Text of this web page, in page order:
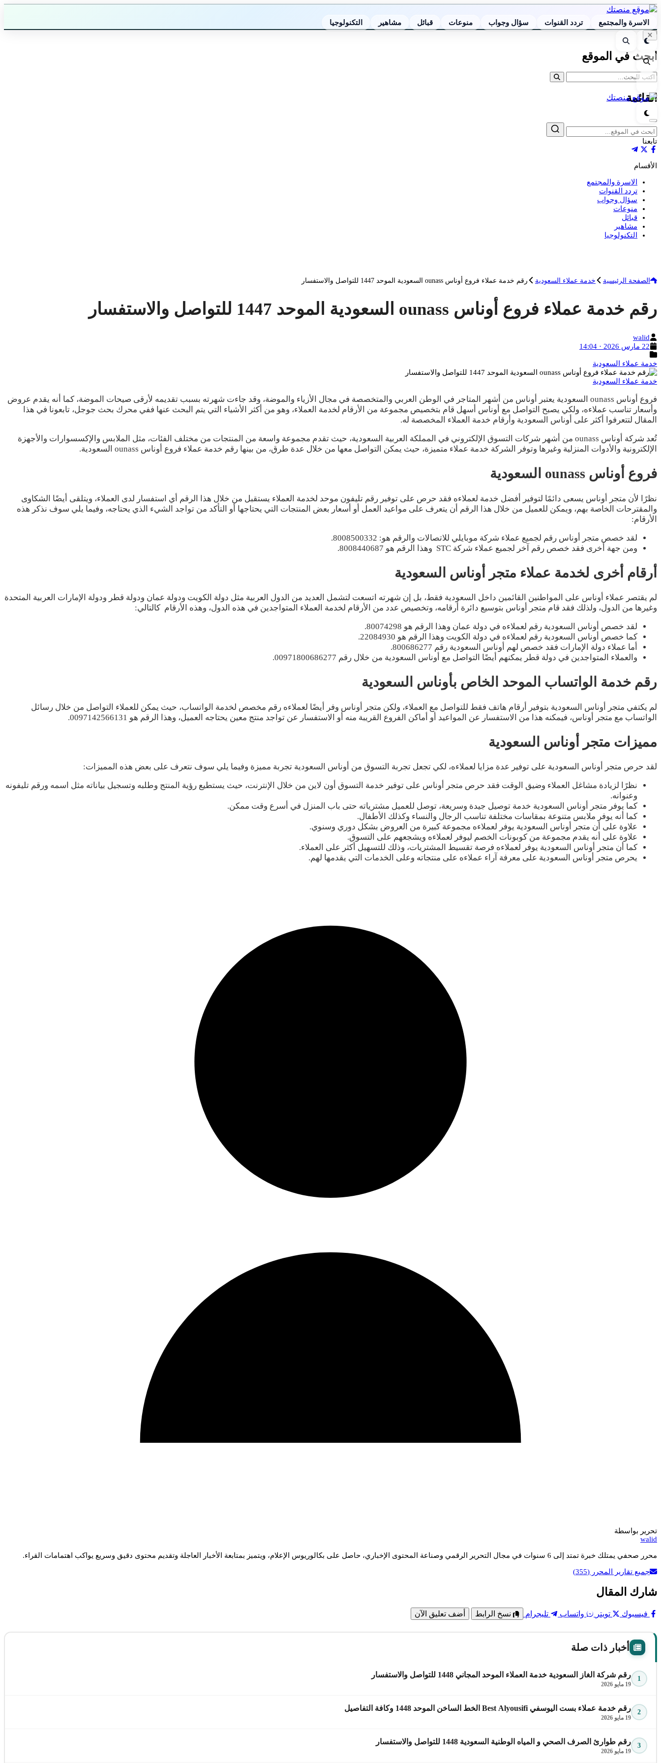
الاسرة والمجتمع تردد القنوات سؤال وجواب منوعات قبائل مشاهير التكنولوجيا
الوضع
بحث
بحث
الوضع
إغلاق
ابحث في الموقع
القائمة
إغلاق
بحث
تابعنا
الأقسام
الاسرة والمجتمع
تردد القنوات
سؤال وجواب
منوعات
قبائل
مشاهير
التكنولوجيا
الصفحة الرئيسية خدمة عملاء السعودية رقم خدمة عملاء فروع أوناس ounass السعودية الموحد 1447 للتواصل والاستفسار
رقم خدمة عملاء فروع أوناس ounass السعودية الموحد 1447 للتواصل والاستفسار
الكاتب
walid
تاريخ
22 مارس 2026 · 14:04
خدمة عملاء السعودية
خدمة عملاء السعودية
فروع أوناس ounass السعودية يعتبر أوناس من أشهر المتاجر في الوطن العربي والمتخصصة في مجال الأزياء والموضة، وقد جاءت شهرته بسبب تقديمه لأرقى صيحات الموضة، كما أنه يقدم عروض
وأسعار تناسب عملاءه، ولكي يصبح التواصل مع أوناس أسهل قام بتخصيص مجموعة من الأرقام لخدمة العملاء، وهو من أكثر الأشياء التي يتم البحث عنها ففي محرك بحث جوجل، تابعونا في هذا
المقال لتتعرفوا أكثر على أوناس السعودية وأرقام خدمة العملاء المخصصة له.
تُعد شركة أوناس ounass من أشهر شركات التسوق الإلكتروني في المملكة العربية السعودية، حيث تقدم مجموعة واسعة من المنتجات من مختلف الفئات، مثل الملابس والإكسسوارات والأجهزة
الإلكترونية والأدوات المنزلية وغيرها وتوفر الشركة خدمة عملاء متميزة، حيث يمكن التواصل معها من خلال عدة طرق، من بينها رقم خدمة عملاء فروع أوناس ounass السعودية.
فروع أوناس ounass السعودية
نظرًا لأن متجر أوناس يسعى دائمًا لتوفير أفضل خدمة لعملاءه فقد حرص على توفير رقم تليفون موحد لخدمة العملاء يستقبل من خلال هذا الرقم أي استفسار لدى العملاء، ويتلقى أيضًا الشكاوى
والمقترحات الخاصة بهم، ويمكن للعميل من خلال هذا الرقم أن يتعرف على مواعيد العمل أو أسعار بعض المنتجات التي يحتاجها أو التأكد من تواجد الشيء الذي يحتاجه، وفيما يلي سوف نذكر هذه
الأرقام:
لقد خصص متجر أوناس رقم لجميع عملاء شركة موبايلي للاتصالات والرقم هو: 8008500332.
ومن جهة أخرى فقد خصص رقم آخر لجميع عملاء شركة STC وهذا الرقم هو 8008440687.
أرقام أخرى لخدمة عملاء متجر أوناس السعودية
لم يقتصر عملاء أوناس على المواطنين القائمين داخل السعودية فقط، بل إن شهرته اتسعت لتشمل العديد من الدول العربية مثل دولة الكويت ودولة عمان ودولة قطر ودولة الإمارات العربية المتحدة
وغيرها من الدول، ولذلك فقد قام متجر أوناس بتوسيع دائرة أرقامه، وتخصيص عدد من الأرقام لخدمة العملاء المتواجدين في هذه الدول، وهذه الأرقام كالتالي:
لقد خصص أوناس السعودية رقم لعملاءه في دولة عمان وهذا الرقم هو 80074298.
كما خصص أوناس السعودية رقم لعملاءه في دولة الكويت وهذا الرقم هو 22084930.
أما عملاء دولة الإمارات فقد خصص لهم أوناس السعودية رقم 800686277.
والعملاء المتواجدين في دولة قطر يمكنهم أيضًا التواصل مع أوناس السعودية من خلال رقم 00971800686277.
رقم خدمة الواتساب الموحد الخاص بأوناس السعودية
لم يكتفي متجر أوناس السعودية بتوفير أرقام هاتف فقط للتواصل مع العملاء، ولكن متجر أوناس وفر أيضًا لعملاءه رقم مخصص لخدمة الواتساب، حيث يمكن للعملاء التواصل من خلال رسائل
الواتساب مع متجر أوناس، فيمكنه هذا من الاستفسار عن المواعيد أو أماكن الفروع القريبة منه أو الاستفسار عن تواجد منتج معين يحتاجه العميل، وهذا الرقم هو 0097142566131.
مميزات متجر أوناس السعودية
لقد حرص متجر أوناس السعودية على توفير عدة مزايا لعملاءه، لكي تجعل تجربة التسوق من أوناس السعودية تجربة مميزة وفيما يلي سوف نتعرف على بعض هذه المميزات:
نظرًا لزيادة مشاغل العملاء وضيق الوقت فقد حرص متجر أوناس على توفير خدمة التسوق أون لاين من خلال الإنترنت، حيث يستطيع رؤية المنتج وطلبه وتسجيل بياناته مثل اسمه ورقم تليفونه
وعنوانه.
كما يوفر متجر أوناس السعودية خدمة توصيل جيدة وسريعة، توصل للعميل مشترياته حتى باب المنزل في أسرع وقت ممكن.
كما أنه يوفر ملابس متنوعة بمقاسات مختلفة تناسب الرجال والنساء وكذلك الأطفال.
علاوة على أن متجر أوناس السعودية يوفر لعملاءه مجموعة كبيرة من العروض بشكل دوري وسنوي.
علاوة على أنه يقدم مجموعة من كوبونات الخصم ليوفر لعملاءه ويشجعهم على التسوق.
كما أن متجر أوناس السعودية يوفر لعملاءه فرصة تقسيط المشتريات، وذلك للتسهيل أكثر على العملاء.
يحرص متجر أوناس السعودية على معرفة آراء عملاءه على منتجاته وعلى الخدمات التي يقدمها لهم.
تحرير بواسطة
walid
محرر صحفي يمتلك خبرة تمتد إلى 6 سنوات في مجال التحرير الرقمي وصناعة المحتوى الإخباري، حاصل على بكالوريوس الإعلام، ويتميز بمتابعة الأخبار العاجلة وتقديم محتوى دقيق وسريع يواكب اهتمامات القراء.
جميع تقارير المحرر (355)
شارك المقال
فيسبوك تويتر واتساب تليجرام نسخ الرابط أضف تعليق الآن
أخبار ذات صلة
1 رقم شركة الغاز السعودية خدمة العملاء الموحد المجاني 1448 للتواصل والاستفسار
19 مايو 2026
2 رقم خدمة عملاء بست اليوسفي Best Alyousifi الخط الساخن الموحد 1448 وكافة التفاصيل
19 مايو 2026
3 رقم طوارئ الصرف الصحي و المياه الوطنية السعودية 1448 للتواصل والاستفسار
19 مايو 2026